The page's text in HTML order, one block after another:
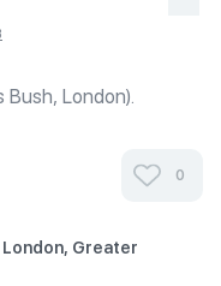
London).
The Mosque
на фотографиях и
путешествие
0
London, Greater